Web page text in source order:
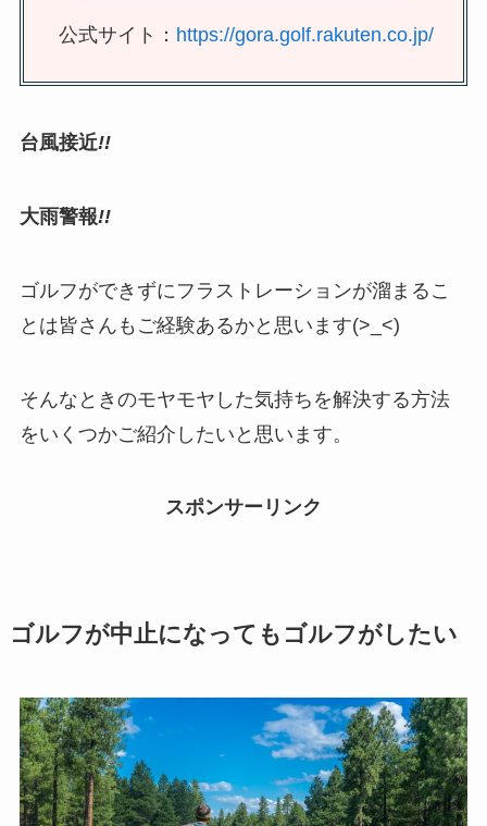
公式サイト： https://gora.golf.rakuten.co.jp/
台風接近!!
大雨警報!!
ゴルフができずにフラストレーションが溜まるこ
とは皆さんもご経験あるかと思います(>_<)
そんなときのモヤモヤした気持ちを解決する方法
をいくつかご紹介したいと思います。
スポンサーリンク
ゴルフが中止になってもゴルフがしたい